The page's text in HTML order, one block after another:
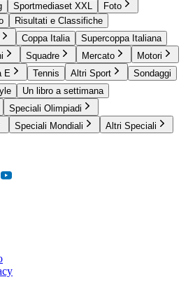
Sportmediaset XXL
Foto
Risultati e Classifiche
Coppa Italia
Supercoppa Italiana
Squadre Mercato
Motori
E Tennis Altri Sport
Sondaggi
Un libro a settimana
Speciali Olimpiadi
Speciali Mondiali Altri Speciali